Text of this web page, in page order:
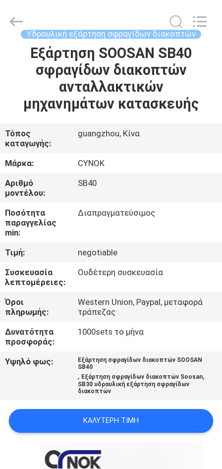
ΣΠΊΤΙ
ΠΡΟΪΌΝΤΑ
ΠΕΡΊΠΟΥ
ΕΜΕΊΣ
ΓΎΡΟΣ
ΕΡΓΟΣΤΑΣΊΩΝ
ΠΟΙΟΤΙΚΌΣ
ΈΛΕΓΧΟΣ
ΜΑΣ
ΕΛΆΤΕ
ΣΕ
ΕΠΑΦΉ
ΜΕ
ΕΙΔΉΣΕΙΣ
ΈΝΑ
ΑΠΌΣΠΑΣΜΑ
Trade
Υδραυλική εξάρτηση σφραγίδων διακοπτών
Εξάρτηση SOOSAN SB40
σφραγίδων διακοπτών
ανταλλακτικών
μηχανημάτων κατασκευής
Τόπος
καταγωγής:
guangzhou, Κίνα
Μάρκα:
CYNOK
Αριθμό
μοντέλου:
SB40
Ποσότητα
παραγγελίας
min:
Διαπραγματεύσιμος
Τιμή:
negotiable
Συσκευασία
λεπτομέρειες:
Ουδέτερη συσκευασία
Όροι
πληρωμής:
Western Union, Paypal, μεταφορά
τράπεζας
Δυνατότητα
προσφοράς:
1000sets το μήνα
Υψηλό φως:
Εξάρτηση σφραγίδων διακοπτών SOOSAN
SB40
, Εξάρτηση σφραγίδων διακοπτών Soosan,
SB30 υδραυλική εξάρτηση σφραγίδων
διακοπτών
ΚΑΛΎΤΕΡΗ ΤΙΜΉ